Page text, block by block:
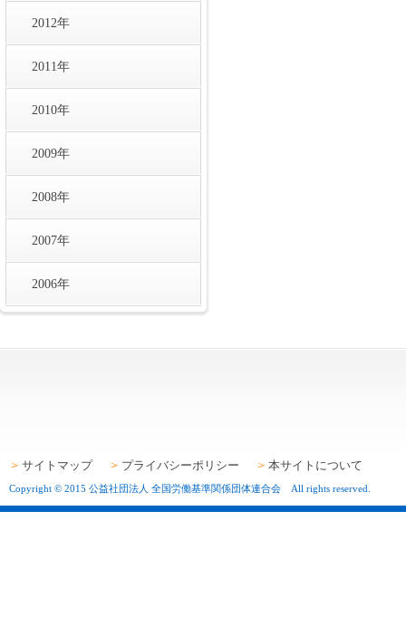
2012年
2011年
2010年
2009年
2008年
2007年
2006年
サイトマップ プライバシーポリシー 本サイトについて
Copyright © 2015 公益社団法人 全国労働基準関係団体連合会 All rights reserved.